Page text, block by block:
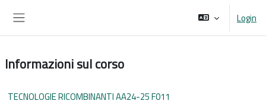
Login
Informazioni sul corso
TECNOLOGIE RICOMBINANTI AA24-25 F011